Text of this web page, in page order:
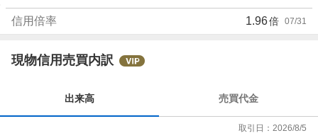
信用倍率 1.96倍 07/31
現物信用売買内訳
出来高 売買代金
取引日： 2026/8/5